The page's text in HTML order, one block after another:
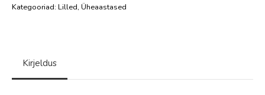
Kategooriad: Lilled, Üheaastased
Kirjeldus